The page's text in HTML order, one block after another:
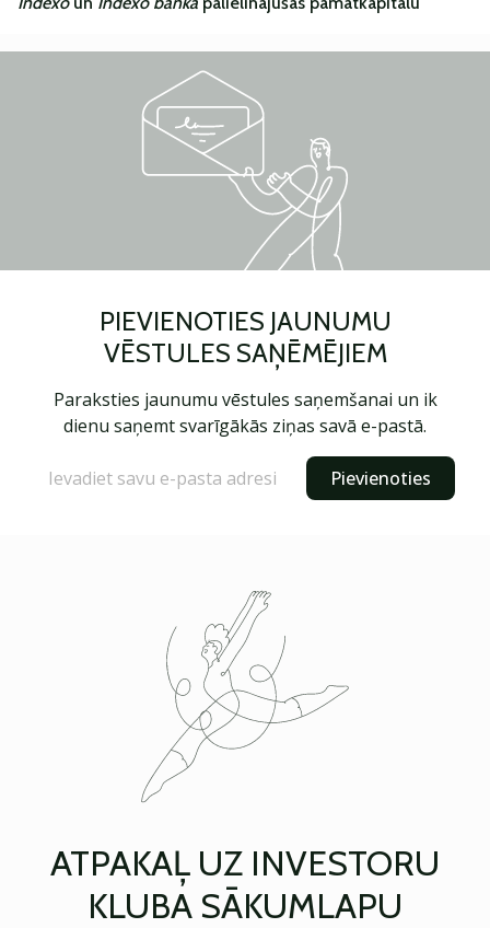
PIEVIENOTIES JAUNUMU
VĒSTULES SAŅĒMĒJIEM
Paraksties jaunumu vēstules saņemšanai un ik
dienu saņemt svarīgākās ziņas savā e-pastā.
Pievienoties
ATPAKAĻ UZ INVESTORU
KLUBA SĀKUMLAPU